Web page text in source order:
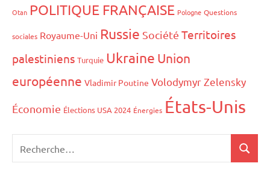
Otan POLITIQUE FRANÇAISE Pologne Questions
sociales Royaume-Uni Russie Société Territoires
palestiniens Turquie Ukraine Union
européenne Vladimir Poutine Volodymyr Zelensky
Économie Élections USA 2024 Énergies États-Unis